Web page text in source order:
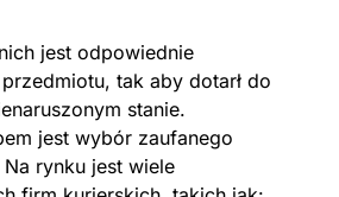
jest odpowiednie
tak aby dotarł do
stanie.
jest wybór zaufanego
rynku jest wiele